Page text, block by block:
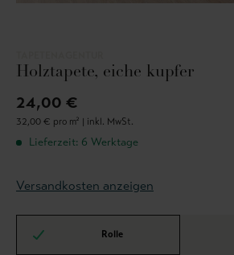
Holztapete, eiche kupfer
24,00 €
32,00 € pro m² | inkl. MwSt.
Lieferzeit: 6 Werktage
Versandkosten anzeigen
Rolle